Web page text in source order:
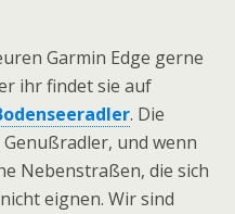
Garmin Edge gerne
ihr findet sie auf
. Die
und wenn
Nebenstraßen, die sich
eignen. Wir sind